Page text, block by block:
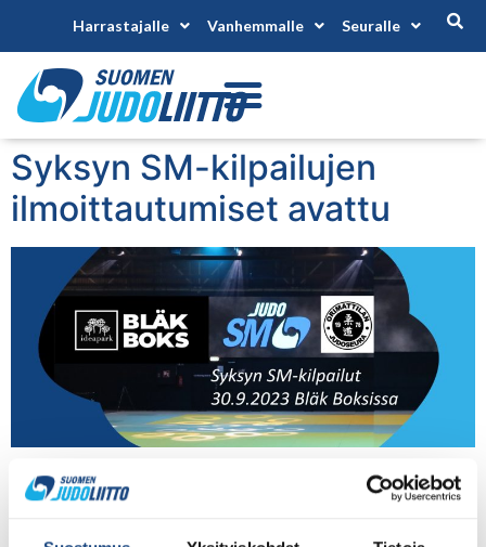
Harrastajalle Vanhemmalle Seuralle
Syksyn SM-kilpailujen
ilmoittautumiset avattu
syksyn SM-kilpailut otellaan Ideaparkin Bläk Boksissa